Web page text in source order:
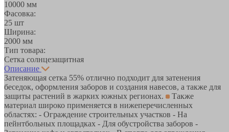
10000 мм
Фасовка:
25 шт
Ширина:
2000 мм
Тип товара:
Сетка солнцезащитная
Описание
Затеняющая сетка 55% отлично подходит для затенения
беседок, оформления заборов и создания навесов, а также для
защиты растений в жарких южных регионах.
Также
материал широко применяется в нижеперечисленных
областях: - Ограждение строительных участков - На
пейнтбольных площадках - Для обустройства заборов -